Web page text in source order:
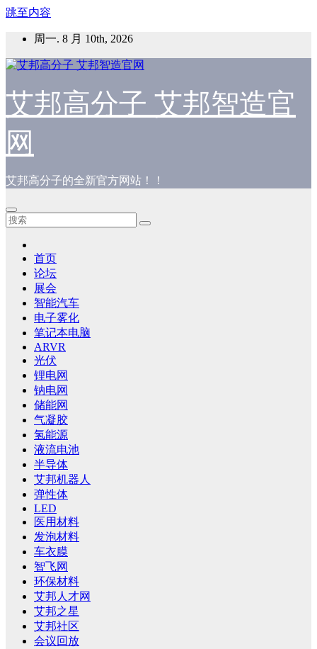
跳至内容
周一. 8 月 10th, 2026
艾邦高分子 艾邦智造官
网
艾邦高分子的全新官方网站！！
首页
论坛
展会
智能汽车
电子雾化
笔记本电脑
ARVR
光伏
锂电网
钠电网
储能网
气凝胶
氢能源
液流电池
半导体
艾邦机器人
弹性体
LED
医用材料
发泡材料
车衣膜
智飞网
环保材料
艾邦人才网
艾邦之星
艾邦社区
会议回放